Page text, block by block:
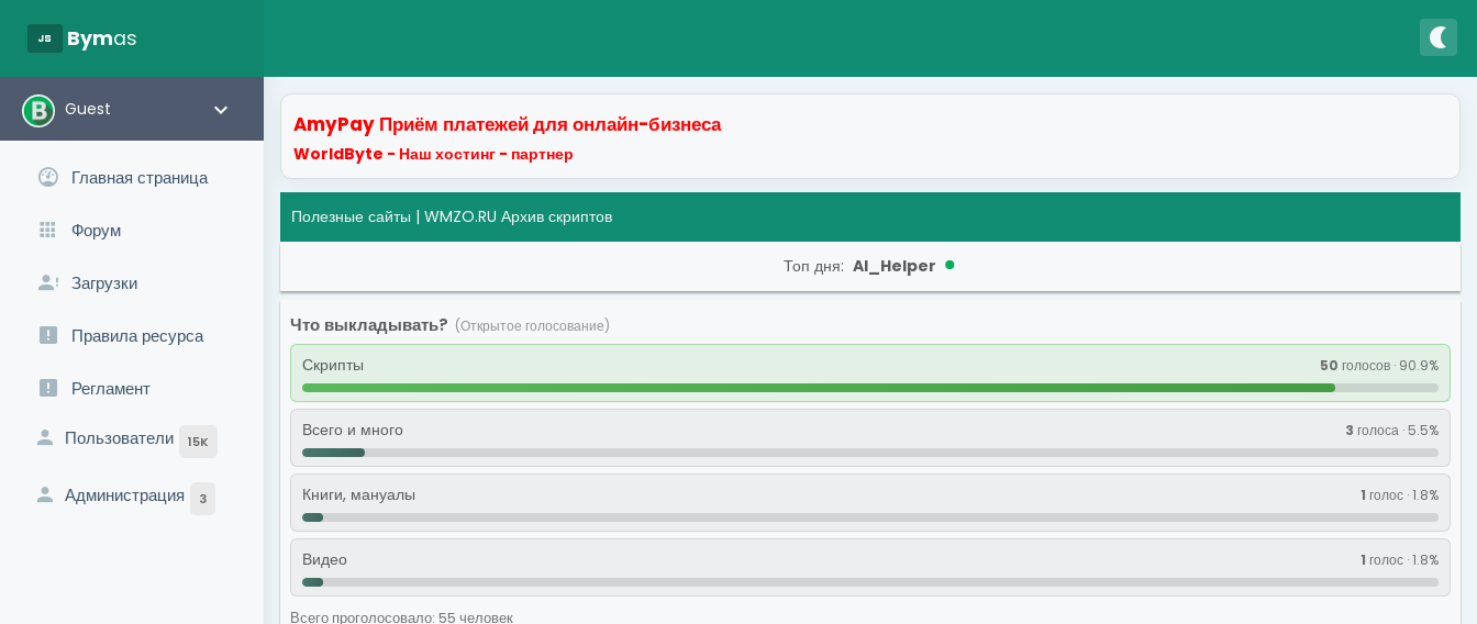
javascript Bymas nightlight
keyboard_arrow_down
Guest
Главная страница
Форум
Загрузки
Правила ресурса
Регламент
Пользователи 15K
Администрация 3
AmyPay Приём платежей для онлайн-бизнеса
WorldByte - Наш хостинг - партнер
Полезные сайты | WMZO.RU Архив скриптов
Топ дня: AI_Helper
Что выкладывать? (Открытое голосование)
Скрипты 50 голосов · 90.9%
Всего и много 3 голоса · 5.5%
Книги, мануалы 1 голос · 1.8%
Видео 1 голос · 1.8%
Всего проголосовало: 55 человек